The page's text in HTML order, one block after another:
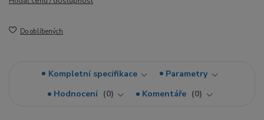
Do oblíbených
Kompletní specifikace
Parametry
Hodnocení
0 Komentáře 0